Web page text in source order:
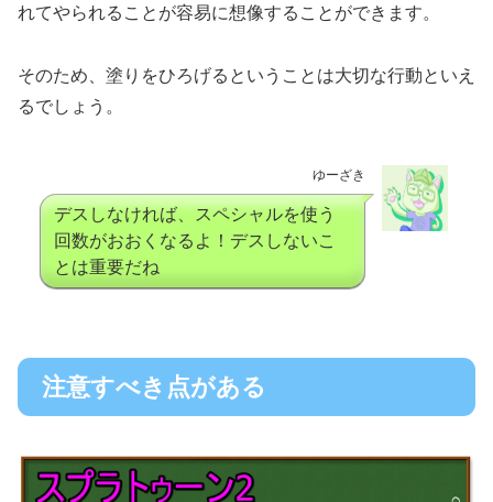
れてやられることが容易に想像することができます。
そのため、塗りをひろげるということは大切な行動といえ
るでしょう。
ゆーざき
デスしなければ、スペシャルを使う
回数がおおくなるよ！デスしないこ
とは重要だね
注意すべき点がある